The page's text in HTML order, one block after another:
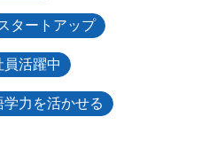
タートアップ
活躍中
学力を活かせる